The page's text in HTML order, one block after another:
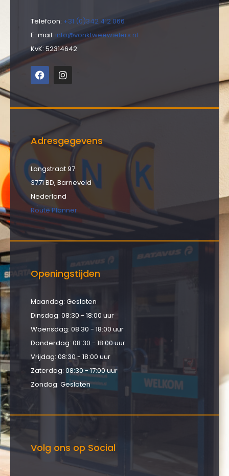
Telefoon: +31 (0)342 412 066
E-mail: info@vonktweewielers.nl
KvK: 52314642
Adresgegevens
Langstraat 97
3771 BD, Barneveld
Nederland
Route Planner
Openingstijden
Maandag: Gesloten
Dinsdag: 08:30 - 18:00 uur
Woensdag: 08:30 - 18:00 uur
Donderdag: 08:30 - 18:00 uur
Vrijdag: 08:30 - 18:00 uur
Zaterdag: 08:30 - 17:00 uur
Zondag: Gesloten
Volg ons op Social